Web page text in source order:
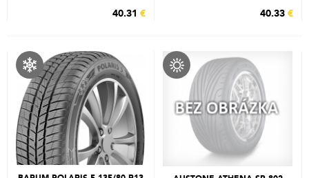
40.31 € 40.33 €